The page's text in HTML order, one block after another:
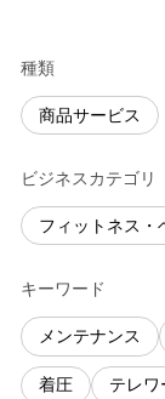
種類
商品サービス
ビジネスカテゴリ
フィットネス・
キーワード
メンテナンス
着圧 テレワ